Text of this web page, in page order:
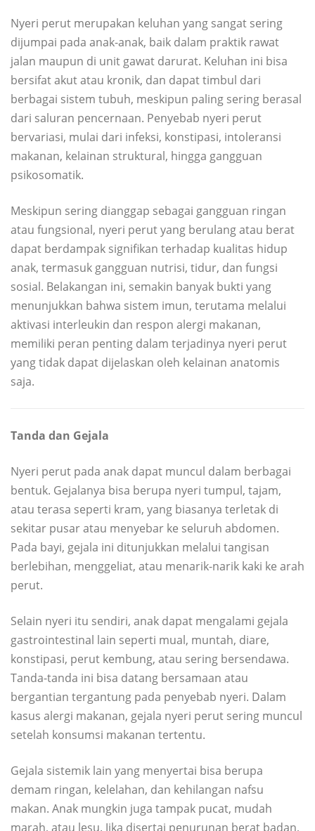
Nyeri perut merupakan keluhan yang sangat sering
dijumpai pada anak-anak, baik dalam praktik rawat
jalan maupun di unit gawat darurat. Keluhan ini bisa
bersifat akut atau kronik, dan dapat timbul dari
berbagai sistem tubuh, meskipun paling sering berasal
dari saluran pencernaan. Penyebab nyeri perut
bervariasi, mulai dari infeksi, konstipasi, intoleransi
makanan, kelainan struktural, hingga gangguan
psikosomatik.
Meskipun sering dianggap sebagai gangguan ringan
atau fungsional, nyeri perut yang berulang atau berat
dapat berdampak signifikan terhadap kualitas hidup
anak, termasuk gangguan nutrisi, tidur, dan fungsi
sosial. Belakangan ini, semakin banyak bukti yang
menunjukkan bahwa sistem imun, terutama melalui
aktivasi interleukin dan respon alergi makanan,
memiliki peran penting dalam terjadinya nyeri perut
yang tidak dapat dijelaskan oleh kelainan anatomis
saja.
Tanda dan Gejala
Nyeri perut pada anak dapat muncul dalam berbagai
bentuk. Gejalanya bisa berupa nyeri tumpul, tajam,
atau terasa seperti kram, yang biasanya terletak di
sekitar pusar atau menyebar ke seluruh abdomen.
Pada bayi, gejala ini ditunjukkan melalui tangisan
berlebihan, menggeliat, atau menarik-narik kaki ke arah
perut.
Selain nyeri itu sendiri, anak dapat mengalami gejala
gastrointestinal lain seperti mual, muntah, diare,
konstipasi, perut kembung, atau sering bersendawa.
Tanda-tanda ini bisa datang bersamaan atau
bergantian tergantung pada penyebab nyeri. Dalam
kasus alergi makanan, gejala nyeri perut sering muncul
setelah konsumsi makanan tertentu.
Gejala sistemik lain yang menyertai bisa berupa
demam ringan, kelelahan, dan kehilangan nafsu
makan. Anak mungkin juga tampak pucat, mudah
marah, atau lesu. Jika disertai penurunan berat badan,